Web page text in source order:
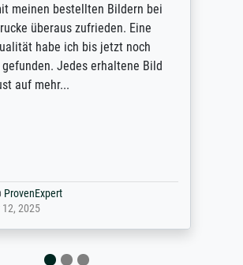
meinen bestellten Bildern bei
überaus zufrieden. Eine
habe ich bis jetzt noch
Jedes erhaltene Bild
auf mehr...
ProvenExpert
2025